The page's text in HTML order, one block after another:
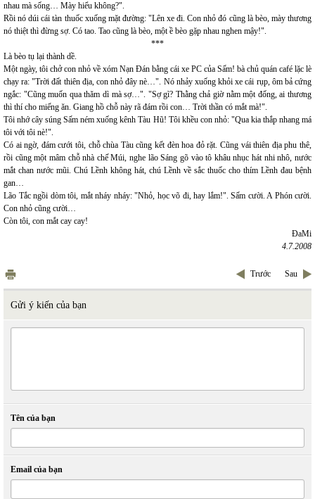
nhau mà sống… Mày hiểu không?".
Rồi nó dúi cái tàn thuốc xuống mặt đường: "Lên xe đi. Con nhỏ đó cũng là bèo, mày thương
nó thiệt thì đừng sợ. Có tao. Tao cũng là bèo, một ề bèo gặp nhau nghen mậy!".
***
Là bèo tụ lại thành dề.
Một ngày, tôi chở con nhỏ về xóm Nạn Đán bằng cái xe PC của Sấm! bà chủ quán café lặc lè
chạy ra: "Trời đất thiên địa, con nhỏ đây nè…". Nó nhảy xuống khỏi xe cái rụp, ôm bả cứng
ngắc: "Cũng muốn qua thăm dì mà sợ…". "Sợ gì? Thằng chả giờ nằm một đống, ai thương
thì thí cho miếng ăn. Giang hồ chỗ này rã đám rồi con… Trời thần có mắt mà!".
Tôi nhớ cây súng Sấm ném xuống kênh Tàu Hũ! Tôi khều con nhỏ: "Qua kia thắp nhang má
tôi với tôi nè!".
Có ai ngờ, đám cưới tôi, chỗ chùa Tàu cũng kết đèn hoa đỏ rặt. Cũng vái thiên địa phu thê,
rồi cũng một mâm chỗ nhà chế Múi, nghe lão Sáng gõ vào tô khâu nhục hát nhi nhô, nước
mắt chan nước mũi. Chú Lềnh không hát, chú Lềnh về sắc thuốc cho thím Lềnh đau bệnh
gan…
Lão Tắc ngồi dòm tôi, mắt nháy nháy: "Nhỏ, học võ đi, hay lắm!". Sấm cười. A Phón cười.
Con nhỏ cũng cười…
Còn tôi, con mắt cay cay!
ĐaMi
4.7.2008
Trước Sau
Gửi ý kiến của bạn
Tên của bạn
Email của bạn